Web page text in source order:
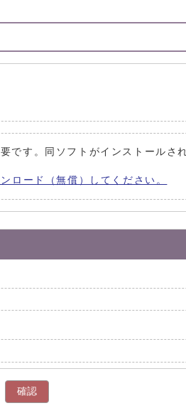
です。同ソフトがインストールさ
ード（無償）してください。
確認